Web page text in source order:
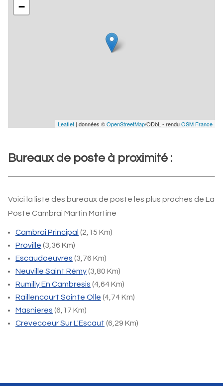
−
Leaflet | données ©OpenStreetMap/ODbL - renduOSM France
Bureaux de poste à proximité :
Voici la liste des bureaux de poste les plus proches de La
Poste Cambrai Martin Martine
Cambrai Principal (2,15 Km)
Proville (3,36 Km)
Escaudoeuvres (3,76 Km)
Neuville Saint Rémy(3,80 Km)
Rumilly En Cambresis (4,64 Km)
Raillencourt Sainte Olle (4,74 Km)
Masnieres (6,17 Km)
Crevecoeur Sur L'Escaut (6,29 Km)